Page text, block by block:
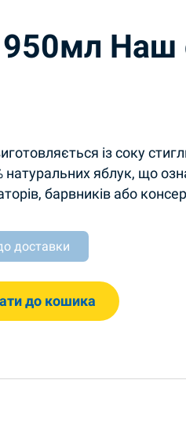
950мл Наш
із соку
натуральних яблук, що
барвників або
доставки
quantity
до кошика